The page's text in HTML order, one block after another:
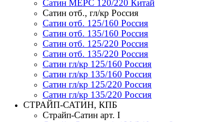
Сатин МЕРС 120/220 Китай
Сатин отб., гл/кр Россия
Сатин отб. 125/160 Россия
Сатин отб. 135/160 Россия
Сатин отб. 125/220 Россия
Сатин отб. 135/220 Россия
Сатин гл/кр 125/160 Россия
Сатин гл/кр 135/160 Россия
Сатин гл/кр 125/220 Россия
Сатин гл/кр 135/220 Россия
СТРАЙП-САТИН, КПБ
Страйп-Сатин арт. I